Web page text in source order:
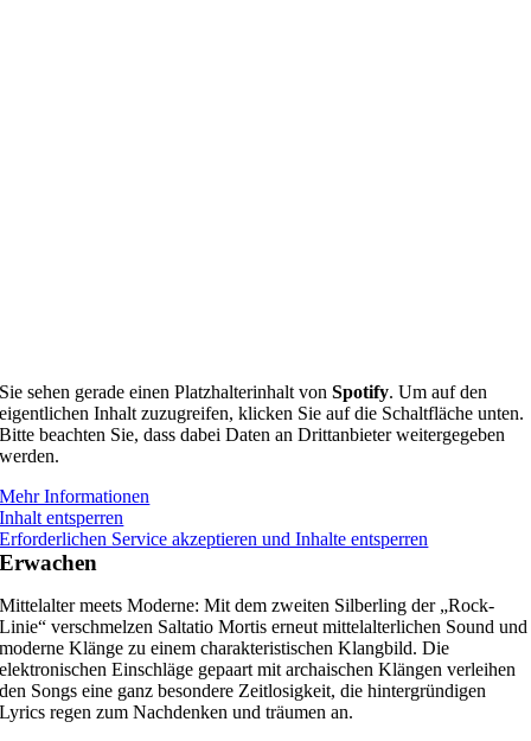
Sie sehen gerade einen Platzhalterinhalt vonSpotify. Um auf den
eigentlichen Inhalt zuzugreifen, klicken Sie auf die Schaltfläche unten.
Bitte beachten Sie, dass dabei Daten an Drittanbieter weitergegeben
werden.
Mehr Informationen
Inhalt entsperren
Erforderlichen Service akzeptieren und Inhalte entsperren
Erwachen
Mittelalter meets Moderne: Mit dem zweiten Silberling der „Rock-
Linie“ verschmelzen Saltatio Mortis erneut mittelalterlichen Sound und
moderne Klänge zu einem charakteristischen Klangbild. Die
elektronischen Einschläge gepaart mit archaischen Klängen verleihen
den Songs eine ganz besondere Zeitlosigkeit, die hintergründigen
Lyrics regen zum Nachdenken und träumen an.